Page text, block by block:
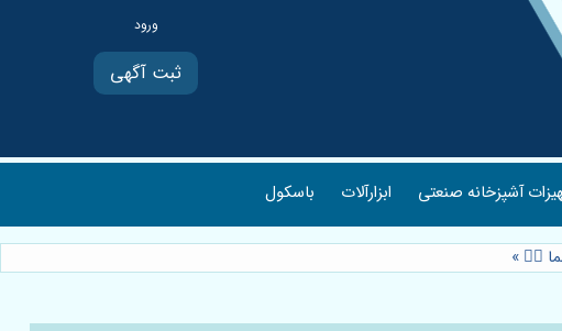
ثبت آگهی
آشپزخانه صنعتی ابزارآلات باسکول
🏃‍♀️
»